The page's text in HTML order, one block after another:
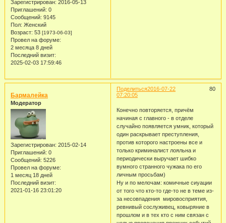
Зарегистрирован: 2016-05-13
Приглашений: 0
Сообщений: 9145
Пол: Женский
Возраст: 53 [1973-06-03]
Провел на форуме:
2 месяца 8 дней
Последний визит:
2025-02-03 17:59:46
Поделиться 80
2016-07-22
07:20:05
Бармалейка
Модератор
Зарегистрирован: 2015-02-14
Приглашений: 0
Сообщений: 5226
Провел на форуме:
1 месяц 18 дней
Последний визит:
2021-01-16 23:01:20
Конечно повторяется, причём
начиная с главного - в отделе
случайно появляется умник, который
один раскрывает преступления,
против которого настроены все и
только криминалист лояльна и
периодически выручает шибко
вумного странного чужака по его
личным просьбам)
Ну и по мелочам: комичные сиуации
от того что кто-то где-то не в теме из-
за несовпадения мировосприятия,
ревнивый сослуживец, ковыряние в
прошлом и в тех кто с ним связан с